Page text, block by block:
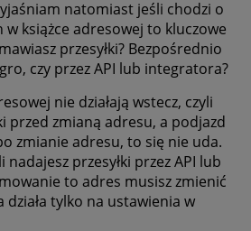
natomiast jeśli chodzi o
w książce adresowej to kluczowe
przesyłki? Bezpośrednio
czy przez API lub integratora?
nie działają wstecz, czyli
przed zmianą adresu, a podjazd
zmianie adresu, to się nie uda.
przesyłki przez API lub
to adres musisz zmienić
działa tylko na ustawienia w